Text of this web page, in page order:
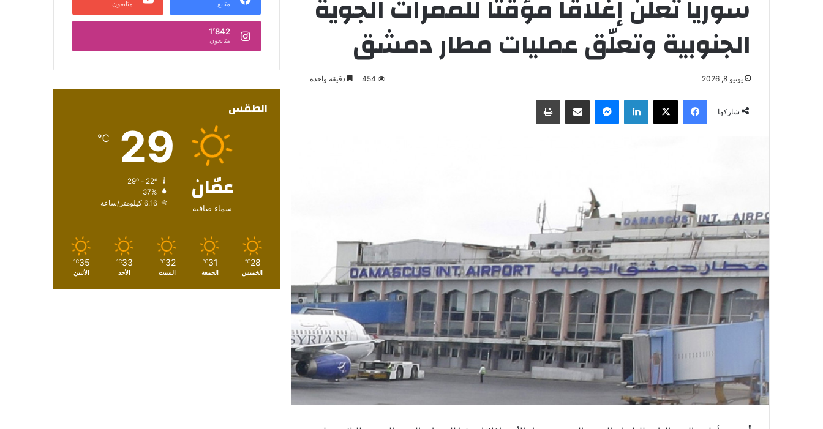
سوريا تعلن إغلاقا مؤقتا للممرات الجوية
الجنوبية وتعلّق عمليات مطار دمشق
يونيو 8, 2026 454 دقيقة واحدة
شاركها
فيسبوك لينكدإن
متابع متابعون
1٬842
متابعون
الطقس
عمّان
سماء صافية
29
℃
37%
6.16 كيلومتر/ساعة
28
℃
الخميس
31
℃
الجمعة
32
℃
السبت
33
℃
الأحد
35
℃
الأثنين